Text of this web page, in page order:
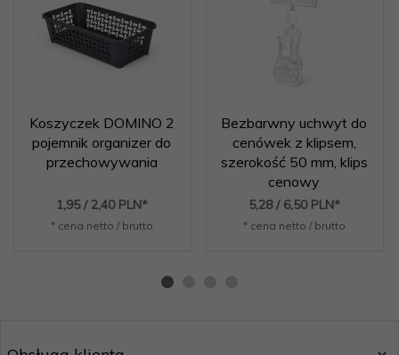
Koszyczek DOMINO 2
pojemnik organizer do
przechowywania
1,95 / 2,40 PLN*
* cena netto / brutto
Bezbarwny uchwyt do
cenówek z klipsem,
szerokość 50 mm, klips
cenowy
5,28 / 6,50 PLN*
* cena netto / brutto